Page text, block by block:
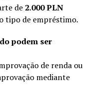
de 2.000 PLN
tipo de empréstimo.
podem ser
de renda ou
mediante